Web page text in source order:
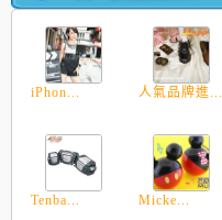
iPhon... 人氣品牌進...
Tenba... Micke...